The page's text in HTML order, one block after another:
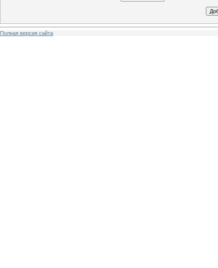
Полная версия сайта